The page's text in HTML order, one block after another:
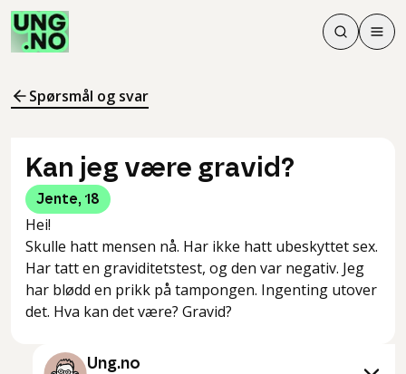
Søk
Søk
Meny
Spørsmål og svar
Kan jeg være gravid?
Jente, 18
Hei!
Skulle hatt mensen nå. Har ikke hatt ubeskyttet sex.
Har tatt en graviditetstest, og den var negativ. Jeg
har blødd en prikk på tampongen. Ingenting utover
det. Hva kan det være? Gravid?
Ung.no